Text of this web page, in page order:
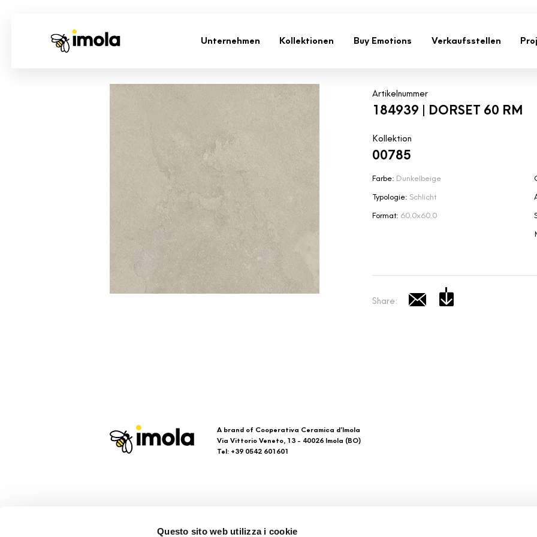
Questo sito web utilizza i cookie
Unternehmen Kollektionen Buy Emotions Verkaufsstellen
Artikelnummer
184939 | DORSET 60 RM
Kollektion
00785
Farbe: Dunkelbeige
Typologie: Schlicht
Format: 60.0x60.0
Share:
A brand of Cooperativa Ceramica d’Imola
Via Vittorio Veneto, 13 - 40026 Imola (BO)
Tel: +39 0542 601601